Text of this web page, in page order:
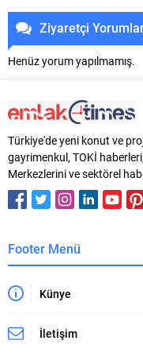
Ziyaretçi
Henüz yorum yapılmamış.
Türkiye'de yeni konut ve
gayrimenkul, TOKİ
Merkezlerini ve sektörel
Footer Menü
Künye
İletişim